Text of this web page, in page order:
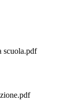
scuola.pdf